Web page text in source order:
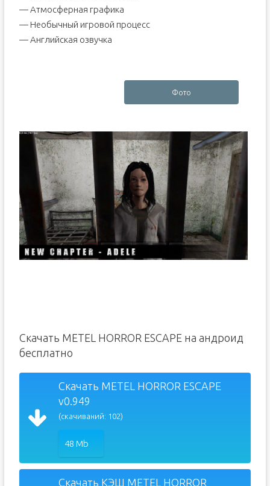
— Атмосферная графика
— Необычный игровой процесс
— Английская озвучка
Фото
Скачать METEL HORROR ESCAPE на андроид
бесплатно
Скачать METEL HORROR ESCAPE
v0.949
(скачиваний: 102)
48 Mb
Скачать КЭШ METEL HORROR